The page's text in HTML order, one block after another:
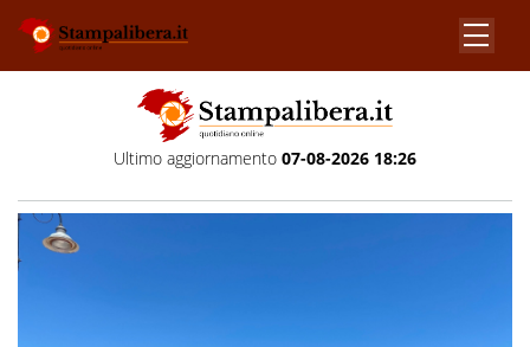
Ultimo aggiornamento 07-08-2026 18:26